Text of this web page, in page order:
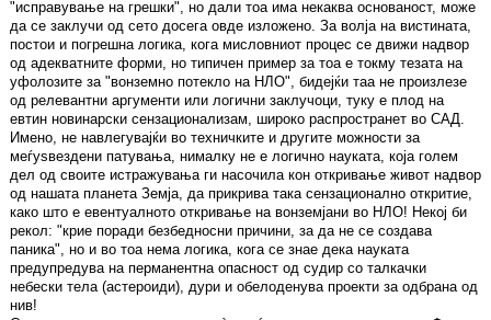
"исправување на грешки", но дали тоа има некаква основаност, може
да се заклучи од сето досега овде изложено. За волја на вистината,
постои и погрешна логика, кога мисловниот процес се движи надвор
од адекватните форми, но типичен пример за тоа е токму тезата на
уфолозите за "вонземно потекло на НЛО", бидејќи таа не произлезе
од релевантни аргументи или логични заклучоци, туку е плод на
евтин новинарски сензационализам, широко распространет во САД.
Имено, не навлегувајќи во техничките и другите можности за
меѓуѕвездени патувања, нималку не е логично науката, која голем
дел од своите истражувања ги насочила кон откривање живот надвор
од нашата планета Земја, да прикрива така сензационално откритие,
како што е евентуалното откривање на вонземјани во НЛО! Некој би
рекол: "крие поради безбедносни причини, за да не се создава
паника", но и во тоа нема логика, кога се знае дека науката
предупредува на перманентна опасност од судир со талкачки
небески тела (астероиди), дури и обелоденува проекти за одбрана од
нив!